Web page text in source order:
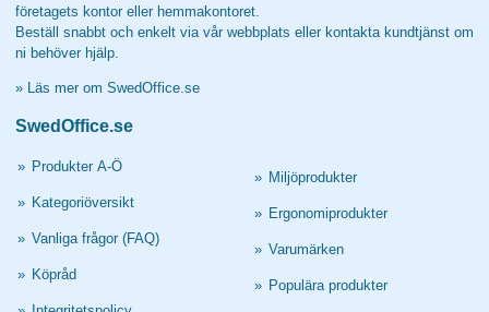
företagets kontor eller hemmakontoret.
Beställ snabbt och enkelt via vår webbplats eller kontakta kundtjänst om
ni behöver hjälp.
» Läs mer om SwedOffice.se
SwedOffice.se
» Produkter A-Ö
» Kategoriöversikt
» Vanliga frågor (FAQ)
» Köpråd
» Miljöprodukter
» Ergonomiprodukter
» Varumärken
» Populära produkter